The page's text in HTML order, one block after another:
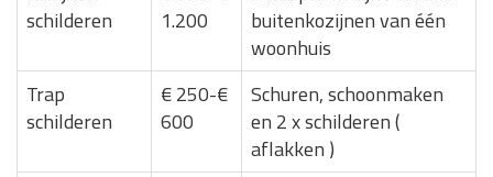
schilderen
1.200
buitenkozijnen van één
woonhuis
Trap
schilderen
€ 250-€
600
Schuren, schoonmaken
en 2 x schilderen (
aflakken )